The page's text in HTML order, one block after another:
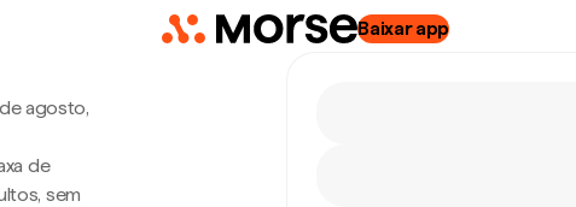
Baixar app
agosto,
de
sem